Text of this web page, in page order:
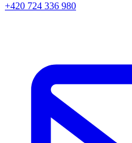
+420 724 336 980